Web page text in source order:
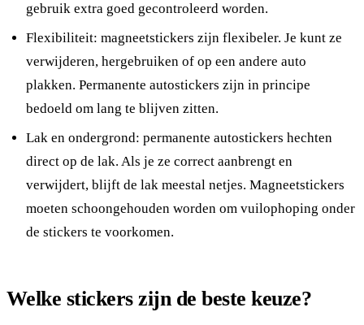
gebruik extra goed gecontroleerd worden.
Flexibiliteit: magneetstickers zijn flexibeler. Je kunt ze
verwijderen, hergebruiken of op een andere auto
plakken. Permanente autostickers zijn in principe
bedoeld om lang te blijven zitten.
Lak en ondergrond: permanente autostickers hechten
direct op de lak. Als je ze correct aanbrengt en
verwijdert, blijft de lak meestal netjes. Magneetstickers
moeten schoongehouden worden om vuilophoping onder
de stickers te voorkomen.
Welke stickers zijn de beste keuze?